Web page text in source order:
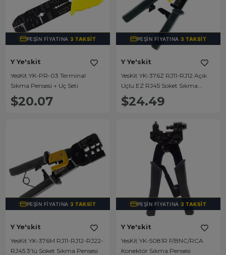
PEŞIN FIYATINA3 TAKSIT
Y Ye'skit
YesKit YK-PR-03 Terminal
Sıkma Pensesi + Uç Seti
$20.07
PEŞIN FIYATINA3 TAKSIT
Y Ye'skit
YesKit YK-376Z RJ11-RJ12 Açık
Uçlu EZ RJ45 Soket Sıkma
Pensesi
$24.49
PEŞIN FIYATINA3 TAKSIT
Y Ye'skit
YesKit YK-376M RJ11-RJ12-RJ22-
RJ45 3'lü Soket Sıkma Pensesi
PEŞIN FIYATINA3 TAKSIT
Y Ye'skit
YesKit YK-5081R F/BNC/RCA
Konektör Sıkma Pensesi